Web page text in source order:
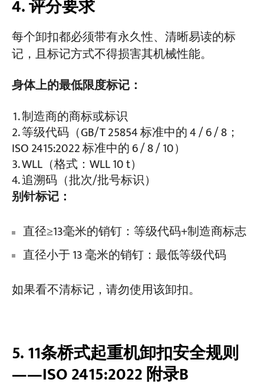
4. 评分要求
每个卸扣都必须带有永久性、清晰易读的标
记，且标记方式不得损害其机械性能。
身体上的最低限度标记：
制造商的商标或标识
等级代码（GB/T 25854 标准中的 4 / 6 / 8；
ISO 2415:2022 标准中的 6 / 8 / 10）
WLL（格式：WLL 10 t）
追溯码（批次/批号标识）
别针标记：
直径≥13毫米的销钉：等级代码+制造商标志
直径小于 13 毫米的销钉：最低等级代码
如果看不清标记，请勿使用该卸扣。
5. 11条桥式起重机卸扣安全规则
——ISO 2415:2022 附录B